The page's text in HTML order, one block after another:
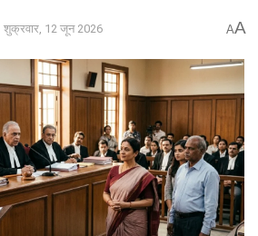
शुक्रवार, 12 जून 2026 AA